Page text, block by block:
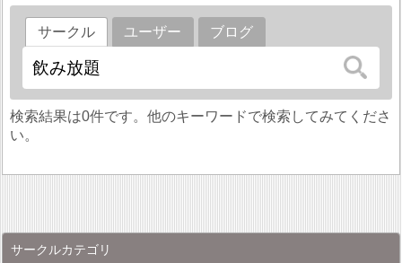
サークル ユーザー ブログ
検索結果は0件です。他のキーワードで検索してみてくださ
い。
サークルカテゴリ